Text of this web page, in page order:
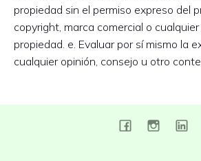
propiedad sin el permiso expreso del
copyright, marca comercial o
propiedad. e. Evaluar por sí mismo la
cualquier opinión, consejo u otro